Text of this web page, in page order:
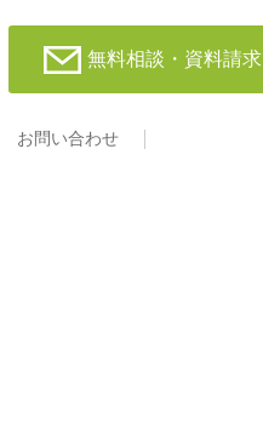
無料相談・資料請求
お問い合わせ
4